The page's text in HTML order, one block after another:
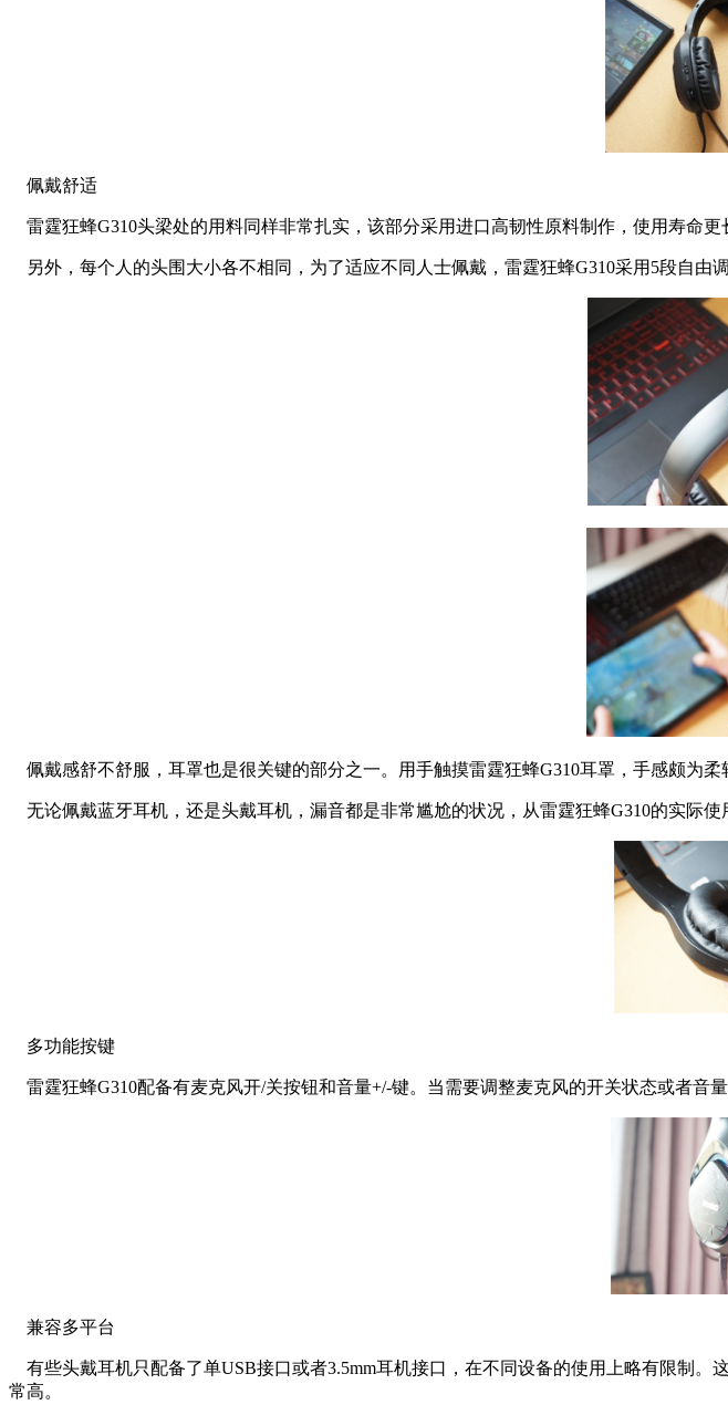
佩戴舒适
雷霆狂蜂G310头梁处的用料同样非常扎实，该部分采用进口高韧性原料制作，使用寿命
另外，每个人的头围大小各不相同，为了适应不同人士佩戴，雷霆狂蜂G310采用5段自由
佩戴感舒不舒服，耳罩也是很关键的部分之一。用手触摸雷霆狂蜂G310耳罩，手感颇为柔
无论佩戴蓝牙耳机，还是头戴耳机，漏音都是非常尴尬的状况，从雷霆狂蜂G310的实际
多功能按键
雷霆狂蜂G310配备有麦克风开/关按钮和音量+/-键。当需要调整麦克风的开关状态或者音
兼容多平台
有些头戴耳机只配备了单USB接口或者3.5mm耳机接口，在不同设备的使用上略有限制
常高。